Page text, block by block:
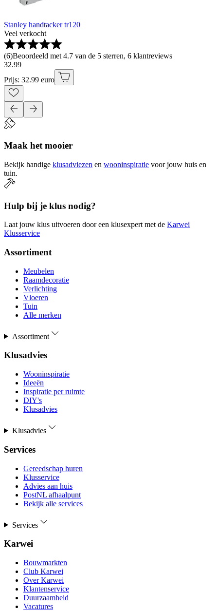
Stanley handtacker tr120
Veel verkocht
(6)Beoordeeld met 4.7 van de 5 sterren, 6 klantreviews
32.99
Prijs: 32.99 euro
Maak het mooier
Bekijk handige klusadviezen en wooninspiratie voor jouw huis en
tuin.
Hulp bij je klus nodig?
Laat jouw klus uitvoeren door een klusexpert met de Karwei
Klusservice
Assortiment
Meubelen
Raamdecoratie
Verlichting
Vloeren
Tuin
Alle merken
Assortiment
Klusadvies
Wooninspiratie
Ideeën
Inspiratie per ruimte
DIY's
Klusadvies
Klusadvies
Services
Gereedschap huren
Klusservice
Advies aan huis
PostNL afhaalpunt
Bekijk alle services
Services
Karwei
Bouwmarkten
Club Karwei
Over Karwei
Klantenservice
Duurzaamheid
Vacatures